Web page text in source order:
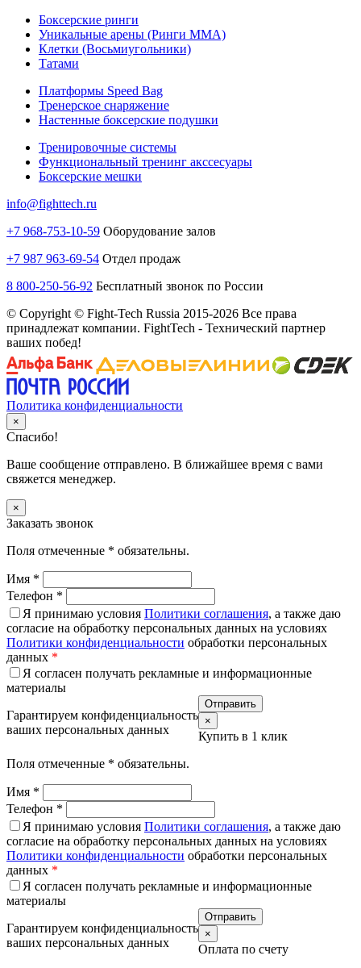
Боксерские ринги
Уникальные арены (Ринги ММА)
Клетки (Восьмиугольники)
Татами
Платформы Speed Bag
Тренерское снаряжение
Настенные боксерские подушки
Тренировочные системы
Функциональный тренинг акссесуары
Боксерские мешки
info@fighttech.ru
+7 968-753-10-59 Оборудование залов
+7 987 963-69-54 Отдел продаж
8 800-250-56-92 Бесплатный звонок по России
© Copyright © Fight-Tech Russia 2015-2026 Все права
принадлежат компании. FightTech - Технический партнер
ваших побед!
Политика конфиденциальности
×
Спасибо!
Ваше сообщение отправлено. В ближайшее время с вами
свяжется менеджер.
×
Заказать звонок
Поля отмеченные * обязательны.
Имя *
Телефон *
Я принимаю условия Политики соглашения, а также даю
согласие на обработку персональных данных на условиях
Политики конфиденциальности обработки персональных
данных *
Я согласен получать рекламные и информационные
материалы
Гарантируем конфиденциальность
ваших персональных данных
×
Купить в 1 клик
Поля отмеченные * обязательны.
Имя *
Телефон *
Я принимаю условия Политики соглашения, а также даю
согласие на обработку персональных данных на условиях
Политики конфиденциальности обработки персональных
данных *
Я согласен получать рекламные и информационные
материалы
Гарантируем конфиденциальность
ваших персональных данных
×
Оплата по счету